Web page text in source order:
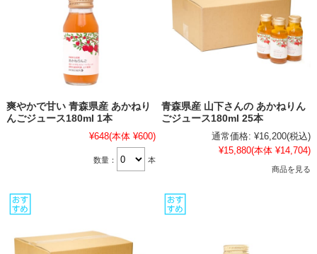
爽やかで甘い 青森県産 あかねり
んごジュース180ml 1本
¥648(本体 ¥600)
数量： 本
青森県産 山下さんの あかねりん
ごジュース180ml 25本
通常価格: ¥16,200(税込)
¥15,880(本体 ¥14,704)
商品を見る